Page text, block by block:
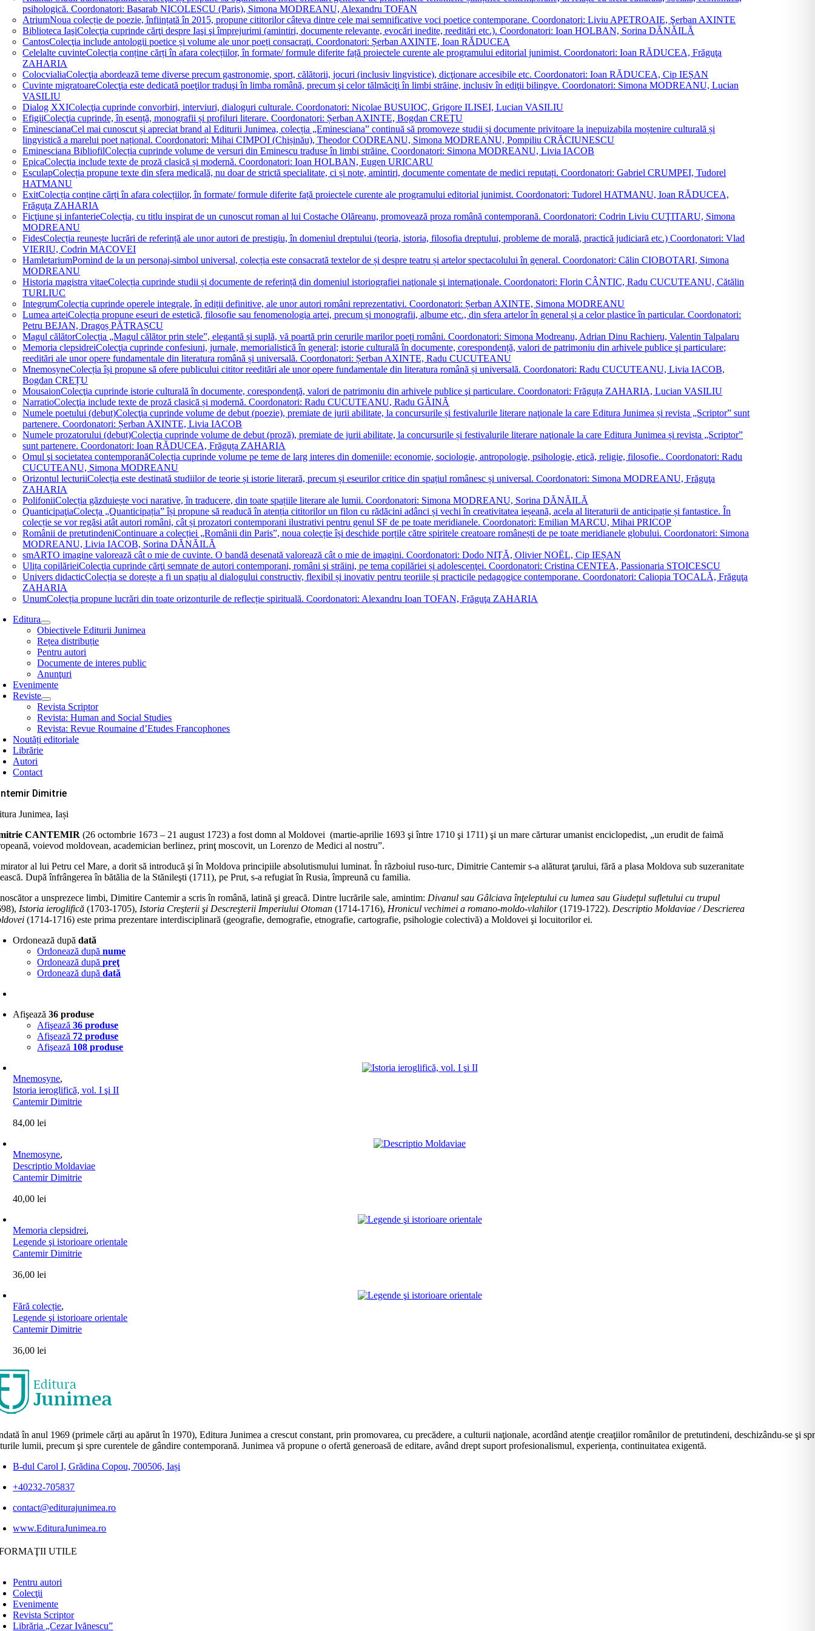
psihologică. Coordonatori: Basarab NICOLESCU (Paris), Simona MODREANU, Alexandru TOFAN
AtriumNoua colecție de poezie, înființată în 2015, propune cititorilor câteva dintre cele mai semnificative voci poetice contemporane. Coordonatori: Liviu APETROAIE, Şerban AXINTE
Biblioteca IaşiColecţia cuprinde cărţi despre Iaşi şi împrejurimi (amintiri, documente relevante, evocări inedite, reeditări etc.). Coordonatori: Ioan HOLBAN, Sorina DĂNĂILĂ
CantosColecţia include antologii poetice și volume ale unor poeți consacraţi. Coordonatori: Șerban AXINTE, Ioan RĂDUCEA
Celelalte cuvinteColecția conține cărți în afara colecțiilor, în formate/ formule diferite față proiectele curente ale programului editorial junimist. Coordonatori: Ioan RĂDUCEA, Frăguţa
ZAHARIA
ColocvialiaColecţia abordează teme diverse precum gastronomie, sport, călătorii, jocuri (inclusiv lingvistice), dicţionare accesibile etc. Coordonatori: Ioan RĂDUCEA, Cip IEȘAN
Cuvinte migratoareColecţia este dedicată poeţilor traduşi în limba română, precum şi celor tălmăciţi în limbi străine, inclusiv în ediţii bilingve. Coordonatori: Simona MODREANU, Lucian
VASILIU
Dialog XXIColecţia cuprinde convorbiri, interviuri, dialoguri culturale. Coordonatori: Nicolae BUSUIOC, Grigore ILISEI, Lucian VASILIU
EfigiiColecţia cuprinde, în esență, monografii și profiluri literare. Coordonatori: Șerban AXINTE, Bogdan CREŢU
EminescianaCel mai cunoscut și apreciat brand al Editurii Junimea, colecția „Eminesciana” continuă să promoveze studii și documente privitoare la inepuizabila moștenire culturală și
lingvistică a marelui poet național. Coordonatori: Mihai CIMPOI (Chișinău), Theodor CODREANU, Simona MODREANU, Pompiliu CRĂCIUNESCU
Eminesciana BibliofilColecția cuprinde volume de versuri din Eminescu traduse în limbi străine. Coordonatori: Simona MODREANU, Livia IACOB
EpicaColecţia include texte de proză clasică și modernă. Coordonatori: Ioan HOLBAN, Eugen URICARU
EsculapColecția propune texte din sfera medicală, nu doar de strictă specialitate, ci și note, amintiri, documente comentate de medici reputați. Coordonatori: Gabriel CRUMPEI, Tudorel
HATMANU
ExitColecția conține cărți în afara colecțiilor, în formate/ formule diferite față proiectele curente ale programului editorial junimist. Coordonatori: Tudorel HATMANU, Ioan RĂDUCEA,
Frăguţa ZAHARIA
Ficţiune şi infanterieColecția, cu titlu inspirat de un cunoscut roman al lui Costache Olăreanu, promovează proza română contemporană. Coordonatori: Codrin Liviu CUŢITARU, Simona
MODREANU
FidesColecția reunește lucrări de referință ale unor autori de prestigiu, în domeniul dreptului (teoria, istoria, filosofia dreptului, probleme de morală, practică judiciară etc.) Coordonatori: Vlad
VIERIU, Codrin MACOVEI
HamletariumPornind de la un personaj-simbol universal, colecția este consacrată textelor de și despre teatru și artelor spectacolului în general. Coordonatori: Călin CIOBOTARI, Simona
MODREANU
Historia magistra vitaeColecția cuprinde studii și documente de referință din domeniul istoriografiei naţionale şi internaţionale. Coordonatori: Florin CÂNTIC, Radu CUCUTEANU, Cătălin
TURLIUC
IntegrumColecția cuprinde operele integrale, în ediții definitive, ale unor autori români reprezentativi. Coordonatori: Șerban AXINTE, Simona MODREANU
Lumea arteiColecția propune eseuri de estetică, filosofie sau fenomenologia artei, precum și monografii, albume etc., din sfera artelor în general și a celor plastice în particular. Coordonatori:
Petru BEJAN, Dragoș PĂTRAȘCU
Magul călătorColecția „Magul călător prin stele”, elegantă și suplă, vă poartă prin cerurile marilor poeți români. Coordonatori: Simona Modreanu, Adrian Dinu Rachieru, Valentin Talpalaru
Memoria clepsidreiColecţia cuprinde confesiuni, jurnale, memorialistică în general; istorie culturală în documente, corespondență, valori de patrimoniu din arhivele publice şi particulare;
reeditări ale unor opere fundamentale din literatura română și universală. Coordonatori: Șerban AXINTE, Radu CUCUTEANU
MnemosyneColecția își propune să ofere publicului cititor reeditări ale unor opere fundamentale din literatura română și universală. Coordonatori: Radu CUCUTEANU, Livia IACOB,
Bogdan CREȚU
MousaionColecţia cuprinde istorie culturală în documente, corespondenţă, valori de patrimoniu din arhivele publice şi particulare. Coordonatori: Frăguța ZAHARIA, Lucian VASILIU
NarratioColecţia include texte de proză clasică și modernă. Coordonatori: Radu CUCUTEANU, Radu GĂINĂ
Numele poetului (debut)Colecţia cuprinde volume de debut (poezie), premiate de jurii abilitate, la concursurile și festivalurile literare naţionale la care Editura Junimea și revista „Scriptor” sunt
partenere. Coordonatori: Șerban AXINTE, Livia IACOB
Numele prozatorului (debut)Colecţia cuprinde volume de debut (proză), premiate de jurii abilitate, la concursurile și festivalurile literare naţionale la care Editura Junimea și revista „Scriptor”
sunt partenere. Coordonatori: Ioan RĂDUCEA, Frăguța ZAHARIA
Omul şi societatea contemporanăColecția cuprinde volume pe teme de larg interes din domeniile: economie, sociologie, antropologie, psihologie, etică, religie, filosofie.. Coordonatori: Radu
CUCUTEANU, Simona MODREANU
Orizontul lecturiiColecția este destinată studiilor de teorie și istorie literară, precum și eseurilor critice din spațiul românesc și universal. Coordonatori: Simona MODREANU, Frăguţa
ZAHARIA
PolifoniiColecția găzduiește voci narative, în traducere, din toate spațiile literare ale lumii. Coordonatori: Simona MODREANU, Sorina DĂNĂILĂ
QuanticipaţiaColecța „Quanticipația” își propune să readucă în atenția cititorilor un filon cu rădăcini adânci și vechi în creativitatea ieșeană, acela al literaturii de anticipație și fantastice. În
colecție se vor regăsi atât autori români, cât și prozatori contemporani ilustrativi pentru genul SF de pe toate meridianele. Coordonatori: Emilian MARCU, Mihai PRICOP
Românii de pretutindeniContinuare a colecției „Românii din Paris”, noua colecție își deschide porțile către spiritele creatoare românești de pe toate meridianele globului. Coordonatori: Simona
MODREANU, Livia IACOB, Sorina DĂNĂILĂ
smARTO imagine valorează cât o mie de cuvinte. O bandă desenată valorează cât o mie de imagini. Coordonatori: Dodo NIȚĂ, Olivier NOËL, Cip IEȘAN
Ulița copilărieiColecţia cuprinde cărţi semnate de autori contemporani, români şi străini, pe tema copilăriei și adolescenţei. Coordonatori: Cristina CENTEA, Passionaria STOICESCU
Univers didacticColecția se dorește a fi un spațiu al dialogului constructiv, flexibil și inovativ pentru teoriile și practicile pedagogice contemporane. Coordonatori: Caliopia TOCALĂ, Frăguţa
ZAHARIA
UnumColecția propune lucrări din toate orizonturile de reflecție spirituală. Coordonatori: Alexandru Ioan TOFAN, Frăguţa ZAHARIA
Editura
Obiectivele Editurii Junimea
Rețea distribuție
Pentru autori
Documente de interes public
Anunţuri
Evenimente
Reviste
Revista Scriptor
Revista: Human and Social Studies
Revista: Revue Roumaine d’Etudes Francophones
Noutăți editoriale
Librărie
Autori
Contact
Dimitrie
Junimea, Iași
CANTEMIR (26 octombrie 1673 – 21 august 1723) a fost domn al Moldovei (martie-aprilie 1693 şi între 1710 şi 1711) şi un mare cărturar umanist enciclopedist, „un erudit de faimă
voievod moldovean, academician berlinez, prinţ moscovit, un Lorenzo de Medici al nostru”.
al lui Petru cel Mare, a dorit să introducă şi în Moldova principiile absolutismului luminat. În războiul ruso-turc, Dimitrie Cantemir s-a alăturat ţarului, fără a plasa Moldova sub suzeranitate
După înfrângerea în bătălia de la Stănileşti (1711), pe Prut, s-a refugiat în Rusia, împreună cu familia.
a unsprezece limbi, Dimitire Cantemir a scris în română, latină şi greacă. Dintre lucrările sale, amintim: Divanul sau Gâlciava înţeleptului cu lumea sau Giudeţul sufletului cu trupul
Istoria ieroglifică(1703-1705), Istoria Creşterii şi Descreşterii Imperiului Otoman (1714-1716), Hronicul vechimei a romano-moldo-vlahilor(1719-1722). Descriptio Moldaviae / Descrierea
(1714-1716) este prima prezentare interdisciplinară (geografie, demografie, etnografie, cartografie, psihologie colectivă) a Moldovei şi locuitorilor ei.
Ordonează dupădată
Ordonează dupănume
Ordonează dupăpreţ
Ordonează dupădată
Afişează36 produse
Afişează36 produse
Afişează 72 produse
Afişează 108 produse
Mnemosyne,
Istoria ieroglifică, vol. I şi II
Cantemir Dimitrie
84,00lei
Mnemosyne,
Descriptio Moldaviae
Cantemir Dimitrie
40,00lei
Memoria clepsidrei,
Legende şi istorioare orientale
Cantemir Dimitrie
36,00lei
Fără colecție,
Legende şi istorioare orientale
Cantemir Dimitrie
36,00lei
în anul 1969 (primele cărți au apărut în 1970), Editura Junimea a crescut constant, prin promovarea, cu precădere, a culturii naţionale, acordând atenţie creaţiilor românilor de pretutindeni, deschizându-se şi
lumii, precum şi spre curentele de gândire contemporană. Junimea vă propune o ofertă generoasă de editare, având drept suport profesionalismul, experiența, continuitatea exigentă.
B-dul Carol I, Grădina Copou, 700506, Iași
+40232-705837
contact@editurajunimea.ro
www.EdituraJunimea.ro
UTILE
Pentru autori
Colecţii
Evenimente
Revista Scriptor
Librăria „Cezar Ivănescu”